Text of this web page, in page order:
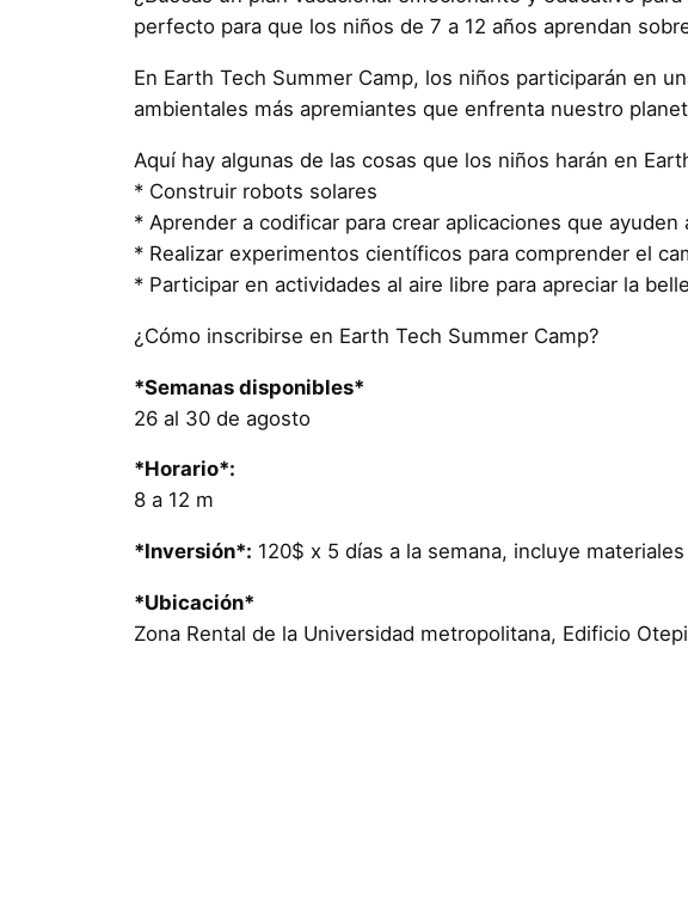
perfecto para que los niños de 7 a 12 años aprendan
En Earth Tech Summer Camp, los niños participarán en
ambientales más apremiantes que enfrenta nuestro
Aquí hay algunas de las cosas que los niños harán en
* Construir robots solares
* Aprender a codificar para crear aplicaciones que ayuden
* Realizar experimentos científicos para comprender el
* Participar en actividades al aire libre para apreciar la
¿Cómo inscribirse en Earth Tech Summer Camp?
*Semanas disponibles*
26 al 30 de agosto
*Horario*:
8 a 12 m
*Inversión*: 120$ x 5 días a la semana, incluye
*Ubicación*
Zona Rental de la Universidad metropolitana, Edificio